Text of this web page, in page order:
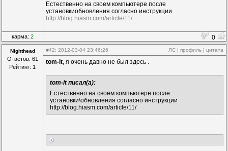
Естественно на своем компьютере после
установкиобновления согласно инструкции
http://blog.hiasm.com/article/11/
карма: 2 0
Nighthead
Ответов: 61
Рейтинг: 1
#42: 2012-03-04 23:46:26 ЛС | профиль | цитата
tom-it, я очень давно не был здесь .
tom-it писал(а):
Естественно на своем компьютере после
установки\обновления согласно инструкции
http://blog.hiasm.com/article/11/